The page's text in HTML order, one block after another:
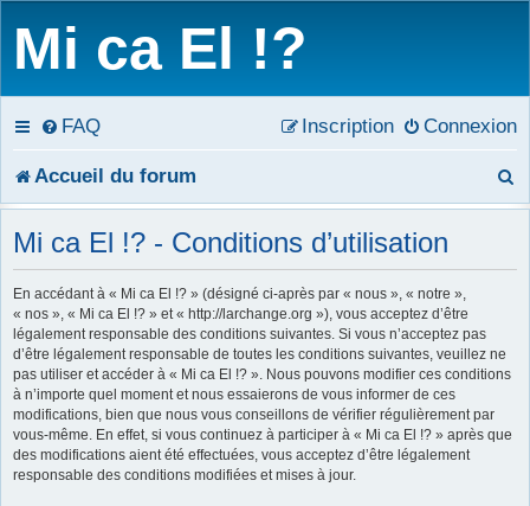
Mi ca El !?
FAQ Connexion
Inscription
Accueil du forum
e
Mi ca El !? - Conditions d’utilisation
En accédant à « Mi ca El !? » (désigné ci-après par « nous », « notre »,
« nos », « Mi ca El !? » et « http://larchange.org »), vous acceptez d’être
légalement responsable des conditions suivantes. Si vous n’acceptez pas
d’être légalement responsable de toutes les conditions suivantes, veuillez ne
pas utiliser et accéder à « Mi ca El !? ». Nous pouvons modifier ces conditions
à n’importe quel moment et nous essaierons de vous informer de ces
modifications, bien que nous vous conseillons de vérifier régulièrement par
vous-même. En effet, si vous continuez à participer à « Mi ca El !? » après que
des modifications aient été effectuées, vous acceptez d’être légalement
responsable des conditions modifiées et mises à jour.